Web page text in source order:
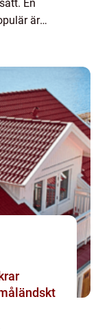
En
är